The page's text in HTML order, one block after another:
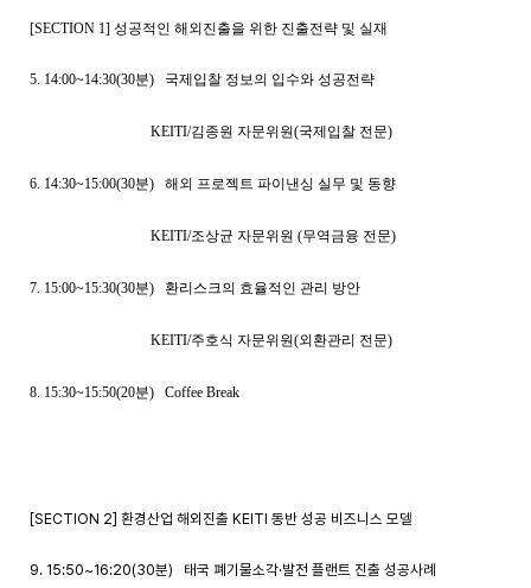
[SECTION 1] 성공적인 해외진출을 위한 진출전략 및 실재
5. 14:00~14:30(30분) 국제입찰 정보의 입수와 성공전략
KEITI/김종원 자문위원(국제입찰 전문)
6. 14:30~15:00(30분) 해외 프로젝트 파이낸싱 실무 및 동향
KEITI/조상균 자문위원 (무역금융 전문)
7. 15:00~15:30(30분) 환리스크의 효율적인 관리 방안
KEITI/주호식 자문위원(외환관리 전문)
8. 15:30~15:50(20분) Coffee Break
[SECTION 2] 환경산업 해외진출 KEITI 동반 성공 비즈니스 모델
9. 15:50~16:20(30분) 태국 폐기물소각·발전 플랜트 진출 성공사례